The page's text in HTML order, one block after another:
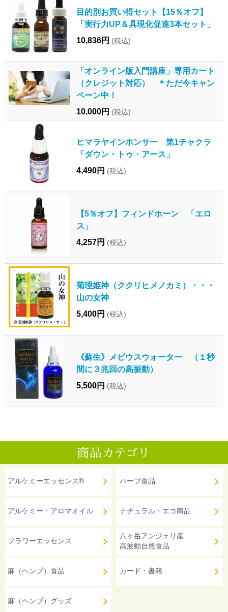
目的別お買い得セット【15％オフ】
「実行力UP＆具現化促進3本セット」
10,836円 (税込)
「オンライン版入門講座」専用カート
（クレジット対応） ＊ただ今キャン
ペーン中！
10,000円 (税込)
ヒマラヤインホンサー 第1チャクラ
「ダウン・トゥ・アース」
4,490円 (税込)
【5％オフ】フィンドホーン 「エロ
ス」
4,257円 (税込)
菊理姫神（ククリヒメノカミ）・・・
山の女神
5,400円 (税込)
《蘇生》メビウスウォーター （１秒
間に３兆回の高振動）
5,500円 (税込)
アルケミーエッセンス®
アルケミー・アロマオイル
フラワーエッセンス
麻（ヘンプ）食品
麻（ヘンプ）グッズ
ハーブ食品
ナチュラル・エコ商品
八ヶ岳アンジェリ産
高波動自然食品
カード・書籍